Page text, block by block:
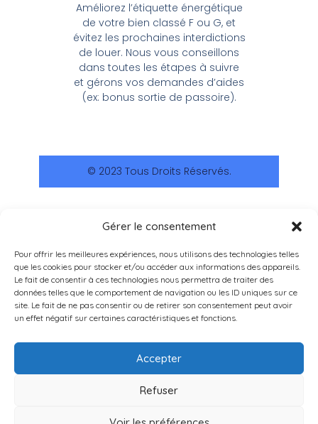
Gérer le consentement
Pour offrir les meilleures expériences, nous utilisons des technologies telles
que les cookies pour stocker et/ou accéder aux informations des appareils.
Le fait de consentir à ces technologies nous permettra de traiter des
données telles que le comportement de navigation ou les ID uniques sur ce
site. Le fait de ne pas consentir ou de retirer son consentement peut avoir
un effet négatif sur certaines caractéristiques et fonctions.
Accepter
Refuser
Améliorez l’étiquette énergétique
de votre bien classé F ou G, et
évitez les prochaines interdictions
de louer. Nous vous conseillons
dans toutes les étapes à suivre
et gérons vos demandes d’aides
(ex: bonus sortie de passoire).
© 2023 Tous Droits Réservés.
16 rue de Vintimille, 75009 PARIS
LIENS RAPIDES
ACCUEIL
AIDE
BLOG